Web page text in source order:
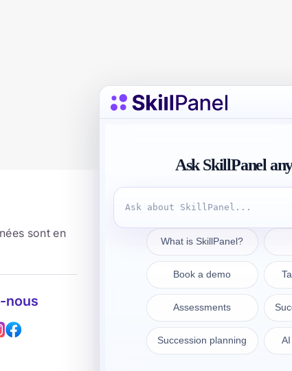
sont en
nous Prendre contact
sales@skillpanel.com
Adressez-vous au service